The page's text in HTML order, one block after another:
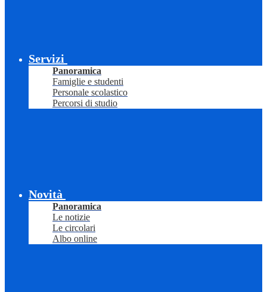
Servizi
Panoramica
Famiglie e studenti
Personale scolastico
Percorsi di studio
Novità
Panoramica
Le notizie
Le circolari
Albo online